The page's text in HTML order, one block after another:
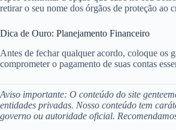
retirar o seu nome dos órgãos de proteção ao
Dica de Ouro: Planejamento Financeiro
Antes de fechar qualquer acordo, coloque os
comprometer o pagamento de suas contas
Aviso importante: O conteúdo do site
entidades privadas. Nosso conteúdo tem
governo ou autoridade oficial.